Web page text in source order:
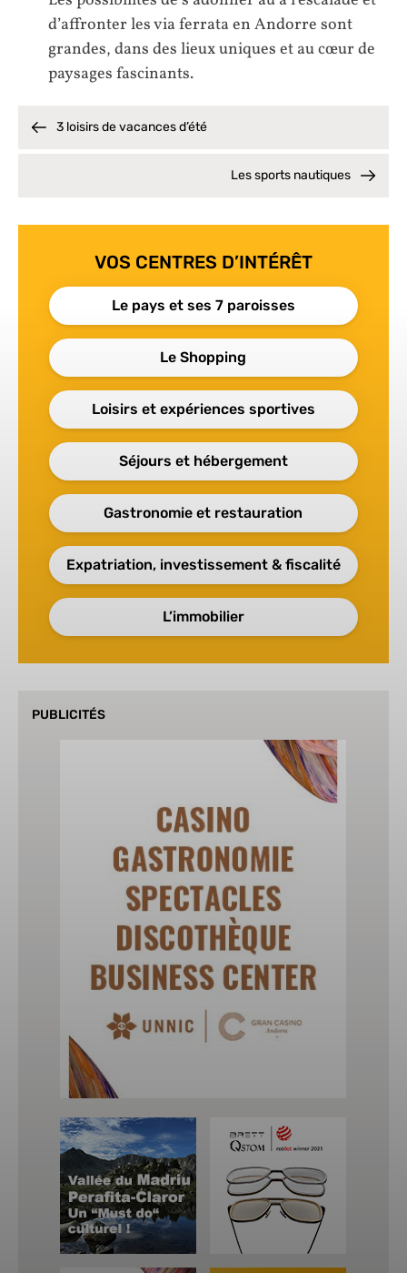
d’affronter les via ferrata en Andorre sont
grandes, dans des lieux uniques et au cœur de
paysages fascinants.
VOS CENTRES D’INTÉRÊT
Le pays et ses 7 paroisses
Le Shopping
Loisirs et expériences sportives
Séjours et hébergement
Gastronomie et restauration
Expatriation, investissement & fiscalité
L’immobilier
PUBLICITÉS
3 loisirs de vacances d’été
Les sports nautiques